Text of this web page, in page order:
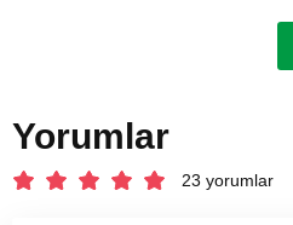
Yorumlar
23 yorumlar